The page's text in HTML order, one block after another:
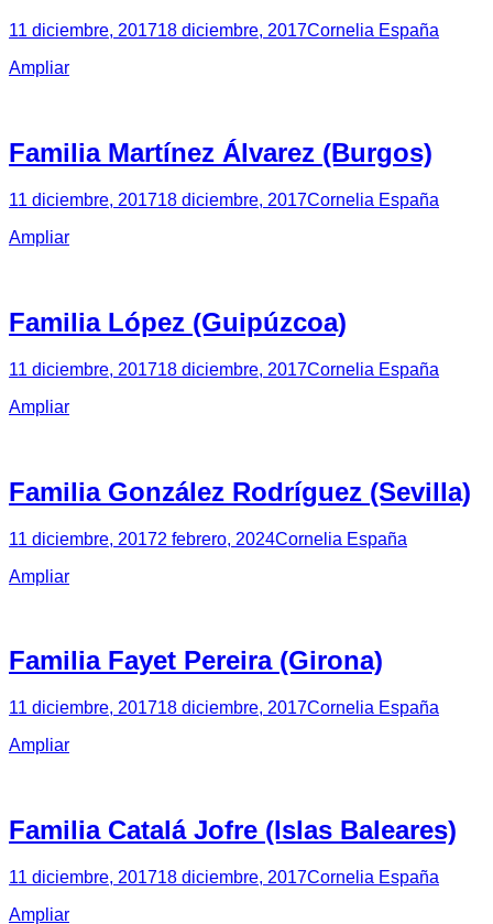
11 diciembre, 201718 diciembre, 2017Cornelia España
Ampliar
Familia Martínez Álvarez (Burgos)
11 diciembre, 201718 diciembre, 2017Cornelia España
Ampliar
Familia López (Guipúzcoa)
11 diciembre, 201718 diciembre, 2017Cornelia España
Ampliar
Familia González Rodríguez (Sevilla)
11 diciembre, 20172 febrero, 2024Cornelia España
Ampliar
Familia Fayet Pereira (Girona)
11 diciembre, 201718 diciembre, 2017Cornelia España
Ampliar
Familia Catalá Jofre (Islas Baleares)
11 diciembre, 201718 diciembre, 2017Cornelia España
Ampliar